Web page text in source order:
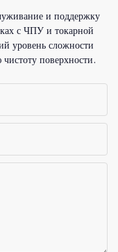
и поддержку
с ЧПУ и токарной
уровень сложности
поверхности.